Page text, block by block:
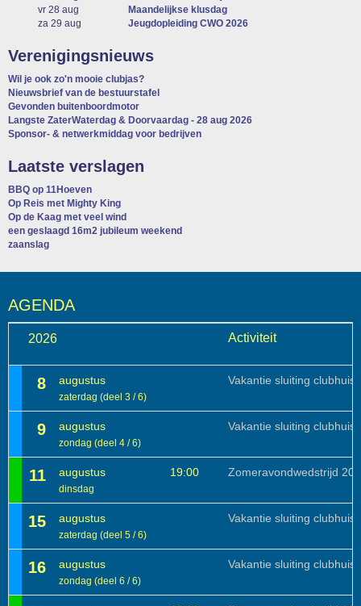
vr 28 aug
Maandelijkse klusdag
za 29 aug
Jeugdopleiding CWO 2026
Verenigingsnieuws
Wil je ook zo'n mooie clubjas?
Nieuwsbrief van de bestuurstafel
Gevonden buitenboordmotor
Langste ZaterWaterdag & Doorvaardag - 28 aug 2026
Sponsor- & netwerkmiddag voor bedrijven
Laatste verslagen
BBQ op 11Hoeven
Op Reis met Mighty King
Op de Kaag met veel wind
een geslaagd 16m2 jubileum weekend
zaanslag
AGENDA
2026 Activiteit
8 augustus
zaterdag (deel 3 / 6)
Vakantie sluiting clubhuis
9 augustus
zondag (deel 4 / 6)
Vakantie sluiting clubhuis
11 augustus
dinsdag
19:00 Zomeravondwedstrijd
15 augustus
zaterdag (deel 5 / 6)
Vakantie sluiting clubhuis
16 augustus
zondag (deel 6 / 6)
Vakantie sluiting clubhuis